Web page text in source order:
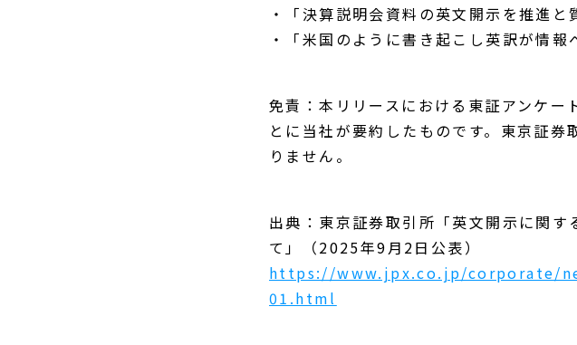
・「決算説明会資料の英文開示を推進
・「米国のように書き起こし英訳が情
免責：本リリースにおける東証アンケ
とに当社が要約したものです。東京証
りません。
出典：東京証券取引所「英文開示に関
て」（2025年9月2日公表）
https://www.jpx.co.jp/corporate/
01.html